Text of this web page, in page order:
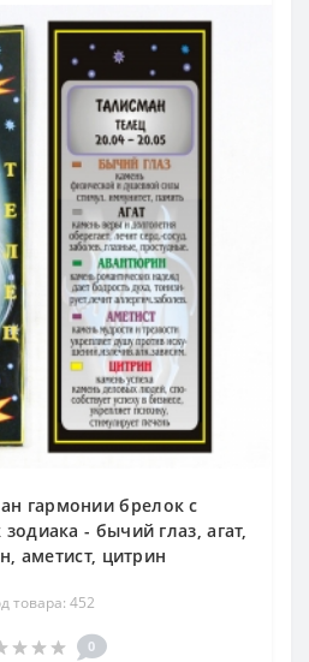
гармонии брелок с
- бычий глаз, агат,
аметист, цитрин
товара: 452
0